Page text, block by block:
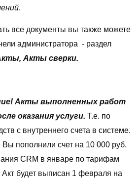
.
все документы вы также можете
администратора - раздел
Акты сверки.
Акты выполненных работ
оказания услуги. Т.е. по
с внутреннего счета в системе.
пополнили счет на 10 000 руб.
CRM в январе по тарифам
Акт будет выписан 1 февраля на